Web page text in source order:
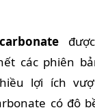
các phiên
lợi ích
có độ